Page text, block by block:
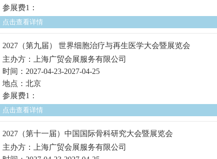
参展费1：
点击查看详情
2027（第九届） 世界细胞治疗与再生医学大会暨展览会
主办方：上海广贸会展服务有限公司
时间：2027-04-23-2027-04-25
地点：北京
参展费1：
点击查看详情
2027（第十一届）中国国际骨科研究大会暨展览会
主办方：上海广贸会展服务有限公司